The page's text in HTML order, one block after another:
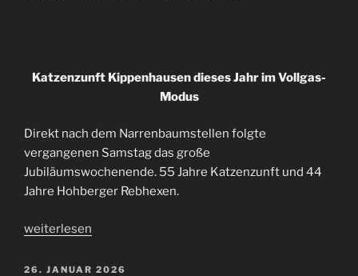
Katzenzunft Kippenhausen dieses Jahr im Vollgas-
Modus
Direkt nach dem Narrenbaumstellen folgte
vergangenen Samstag das große
Jubiläumswochenende. 55 Jahre Katzenzunft und 44
Jahre Hohberger Rebhexen.
„Unser
weiterlesen
VERÖFFENTLICHT
26. JANUAR 2026